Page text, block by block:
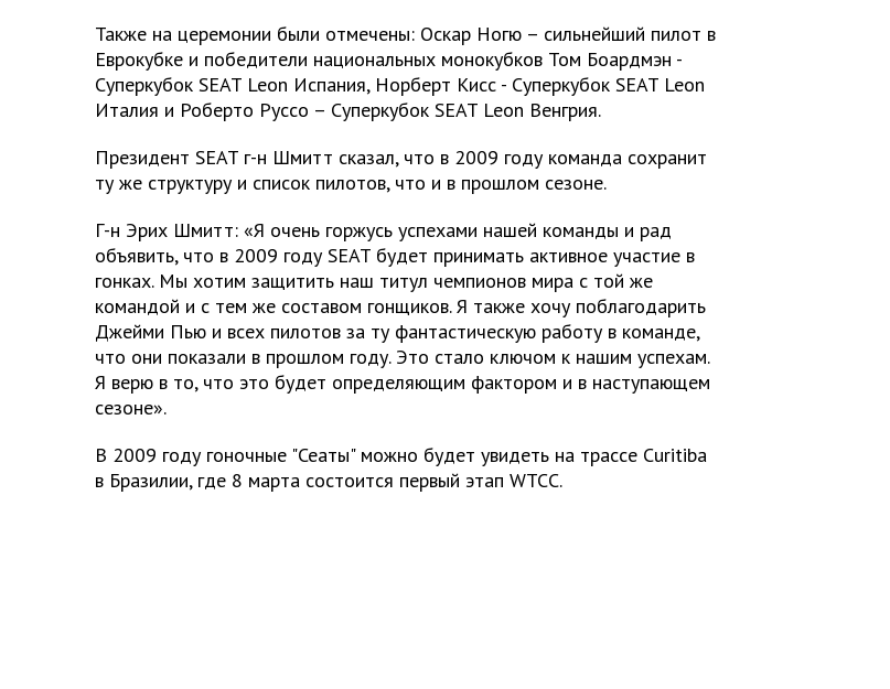
Также на церемонии были отмечены: Оскар Ногю – сильнейший пилот в
Еврокубке и победители национальных монокубков Том Боардмэн -
Суперкубок SEAT Leon Испания, Норберт Кисс - Суперкубок SEAT Leon
Италия и Роберто Руссо – Суперкубок SEAT Leon Венгрия.
Президент SEAT г-н Шмитт сказал, что в 2009 году команда сохранит
ту же структуру и список пилотов, что и в прошлом сезоне.
Г-н Эрих Шмитт: «Я очень горжусь успехами нашей команды и рад
объявить, что в 2009 году SEAT будет принимать активное участие в
гонках. Мы хотим защитить наш титул чемпионов мира с той же
командой и с тем же составом гонщиков. Я также хочу поблагодарить
Джейми Пью и всех пилотов за ту фантастическую работу в команде,
что они показали в прошлом году. Это стало ключом к нашим успехам.
Я верю в то, что это будет определяющим фактором и в наступающем
сезоне».
В 2009 году гоночные "Сеаты" можно будет увидеть на трассе Curitiba
в Бразилии, где 8 марта состоится первый этап WTCC.